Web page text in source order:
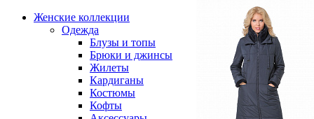
Женские коллекции
Одежда
Блузы и топы
Брюки и джинсы
Жилеты
Кардиганы
Костюмы
Кофты